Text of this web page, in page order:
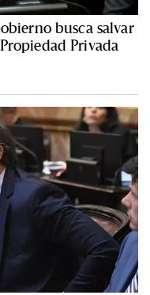
busca salvar
Privada